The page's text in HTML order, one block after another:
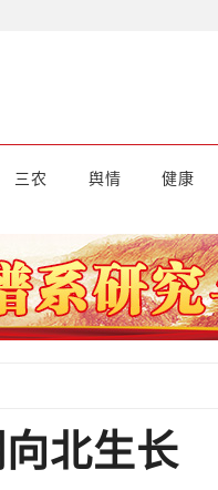
三农 舆情 健康
北生长